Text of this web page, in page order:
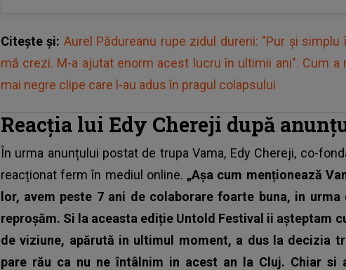
Citește și: Aurel Pădureanu rupe zidul durerii: "Pur și
mă crezi. M-a ajutat enorm acest lucru în ultimii ani". Cum a
mai negre clipe care l-au adus în pragul colapsului
Reacția lui Edy Chereji după
În urma anunțului postat de trupa Vama, Edy Chereji, co-
reacționat ferm în mediul online. „Așa cum menționează
lor, avem peste 7 ani de colaborare foarte buna, in urma
reproșăm. Si la aceasta ediție Untold Festival ii așteptam
de viziune, apărută in ultimul moment, a dus la decizia
pare rău ca nu ne întâlnim in acest an la Cluj. Chiar si